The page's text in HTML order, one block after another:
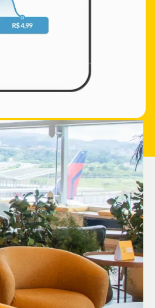
Nomad tem
mais
e vantagens
Internacional